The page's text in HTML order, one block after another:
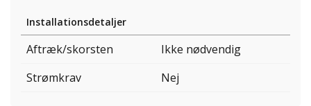
Installationsdetaljer
Aftræk/skorsten
Ikke nødvendig
Strømkrav
Nej